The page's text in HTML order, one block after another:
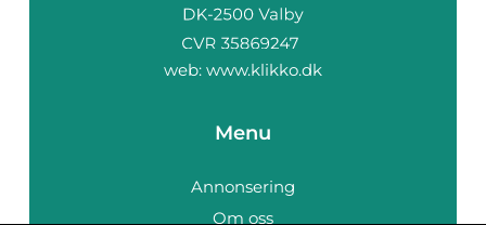
web: www.klikko.dk
Menu
Annonsering
Om oss